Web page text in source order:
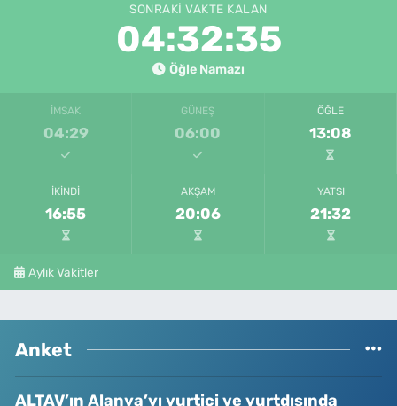
SONRAKI VAKTE KALAN
04:32:35
Öğle Namazı
İMSAK
04:29
GÜNEŞ
06:00
ÖĞLE
13:08
İKINDI
16:55
AKŞAM
20:06
YATSI
21:32
Aylık Vakitler
Anket
ALTAV’ın Alanya’yı yurtiçi ve yurtdışında